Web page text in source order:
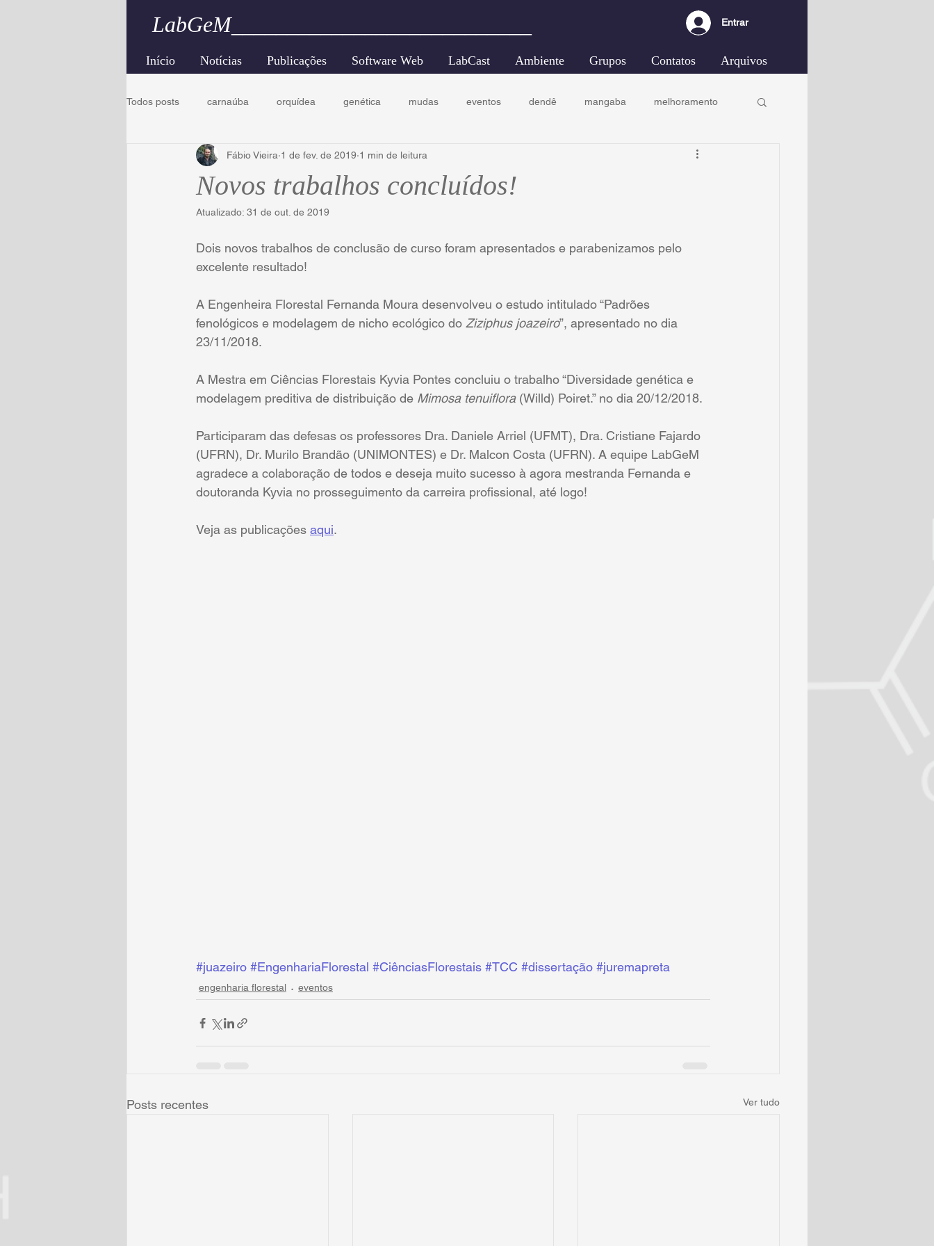
LabGeM___________________________ Entrar
Início Notícias Publicações Software Web LabCast Ambiente Grupos Contatos Arquivos
Todos posts carnaúba orquídea genética mudas eventos dendê mangaba melhoramento
engenharia florestal ecologia florestal
Novos trabalhos concluídos!
Fábio Vieira 1 de fev. de 2019 1 min de leitura
Atualizado: 31 de out. de 2019
Dois novos trabalhos de conclusão de curso foram apresentados e parabenizamos pelo
excelente resultado!
A Engenheira Florestal Fernanda Moura desenvolveu o estudo intitulado “Padrões
fenológicos e modelagem de nicho ecológico do Ziziphus joazeiro”, apresentado no dia
23/11/2018.
A Mestra em Ciências Florestais Kyvia Pontes concluiu o trabalho “Diversidade genética e
modelagem preditiva de distribuição de Mimosa tenuiflora (Willd) Poiret.” no dia 20/12/2018.
Participaram das defesas os professores Dra. Daniele Arriel (UFMT), Dra. Cristiane Fajardo
(UFRN), Dr. Murilo Brandão (UNIMONTES) e Dr. Malcon Costa (UFRN). A equipe LabGeM
agradece a colaboração de todos e deseja muito sucesso à agora mestranda Fernanda e
doutoranda Kyvia no prosseguimento da carreira profissional, até logo!
Veja as publicações aqui.
#juazeiro #EngenhariaFlorestal #CiênciasFlorestais #TCC #dissertação #juremapreta
engenharia florestal eventos
Posts recentes Ver tudo